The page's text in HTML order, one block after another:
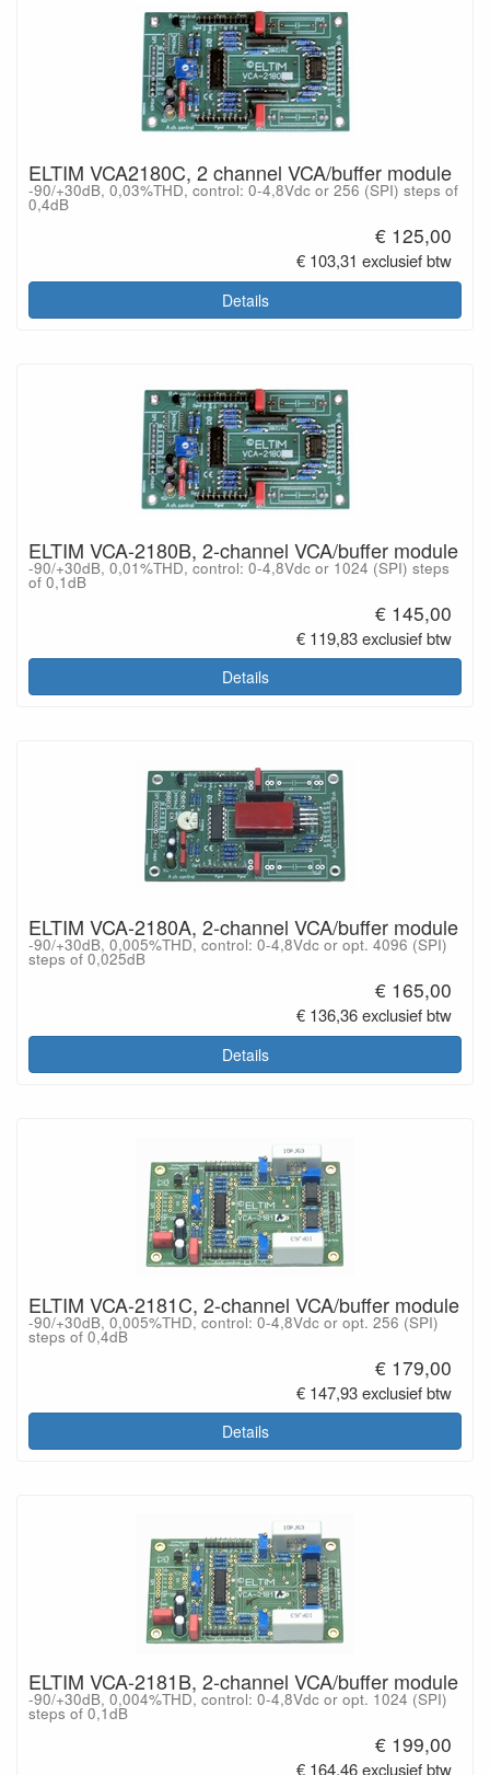
ELTIM VCA2180C, 2 channel VCA/buffer module
-90/+30dB, 0,03%THD, control: 0-4,8Vdc or 256 (SPI) steps of
0,4dB
€ 125,00
€ 103,31 exclusief btw
Details
ELTIM VCA-2180B, 2-channel VCA/buffer module
-90/+30dB, 0,01%THD, control: 0-4,8Vdc or 1024 (SPI) steps
of 0,1dB
€ 145,00
€ 119,83 exclusief btw
Details
ELTIM VCA-2180A, 2-channel VCA/buffer module
-90/+30dB, 0,005%THD, control: 0-4,8Vdc or opt. 4096 (SPI)
steps of 0,025dB
€ 165,00
€ 136,36 exclusief btw
Details
ELTIM VCA-2181C, 2-channel VCA/buffer module
-90/+30dB, 0,005%THD, control: 0-4,8Vdc or opt. 256 (SPI)
steps of 0,4dB
€ 179,00
€ 147,93 exclusief btw
Details
ELTIM VCA-2181B, 2-channel VCA/buffer module
-90/+30dB, 0,004%THD, control: 0-4,8Vdc or opt. 1024 (SPI)
steps of 0,1dB
€ 199,00
€ 164,46 exclusief btw